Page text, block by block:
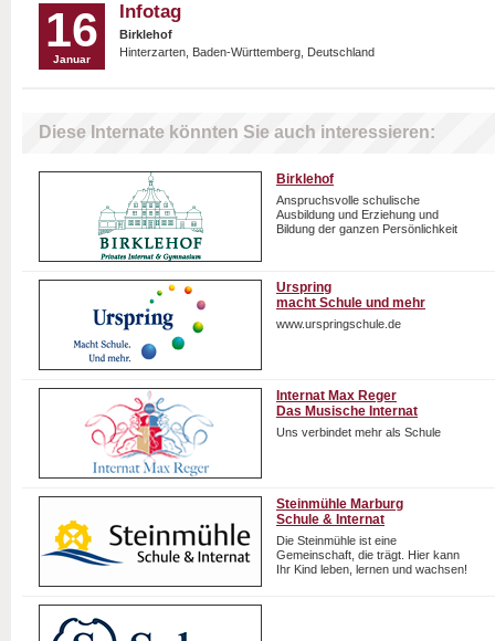
16
Januar
Infotag
Birklehof
Hinterzarten, Baden-Württemberg, Deutschland
Diese Internate könnten Sie auch interessieren:
Birklehof
Anspruchsvolle schulische
Ausbildung und Erziehung und
Bildung der ganzen Persönlichkeit
Urspring
macht Schule und mehr
www.urspringschule.de
Internat Max Reger
Das Musische Internat
Uns verbindet mehr als Schule
Steinmühle Marburg
Schule & Internat
Die Steinmühle ist eine
Gemeinschaft, die trägt. Hier kann
Ihr Kind leben, lernen und wachsen!